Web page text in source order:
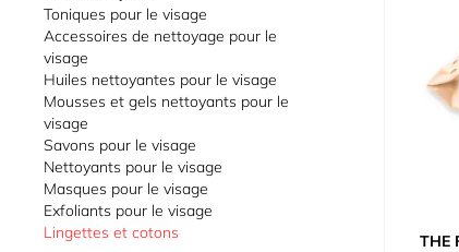
Toniques pour le visage
Accessoires de nettoyage pour le
visage
Huiles nettoyantes pour le visage
Mousses et gels nettoyants pour le
visage
Savons pour le visage
Nettoyants pour le visage
Masques pour le visage
Exfoliants pour le visage
Lingettes et cotons
THE